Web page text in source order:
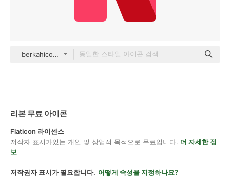
berkahicon Others
리본 무료 아이콘
Flaticon 라이센스
저작자 표시가있는 개인 및 상업적 목적으로 무료입니다. 더 자세한 정
보
저작권자 표시가 필요합니다. 어떻게 속성을 지정하나요?